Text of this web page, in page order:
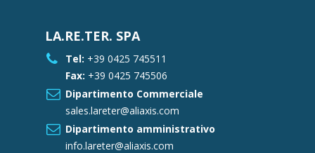
LA.RE.TER. SPA
Tel: +39 0425 745511
Fax: +39 0425 745506
Dipartimento Commerciale
sales.lareter@aliaxis.com
Dipartimento amministrativo
info.lareter@aliaxis.com